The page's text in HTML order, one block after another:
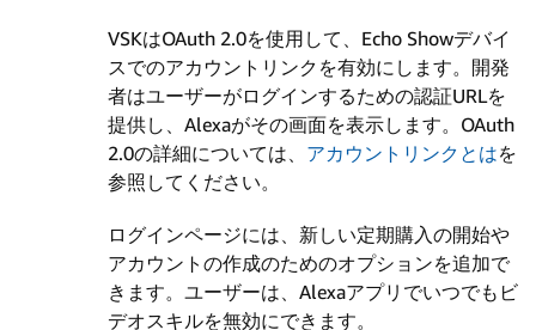
VSKはOAuth 2.0を使用して、Echo Showデバイ
スでのアカウントリンクを有効にします。開発
者はユーザーがログインするための認証URLを
提供し、Alexaがその画面を表示します。OAuth
2.0の詳細については、 アカウントリンクとはを
参照してください。
ログインページには、新しい定期購入の開始や
アカウントの作成のためのオプションを追加で
きます。ユーザーは、Alexaアプリでいつでもビ
デオスキルを無効にできます。